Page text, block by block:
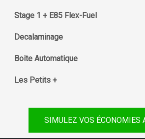
Stage 1 + E85 Flex-Fuel
Decalaminage
Boite Automatique
Les Petits +
SIMULEZ VOS ÉCONOMIES